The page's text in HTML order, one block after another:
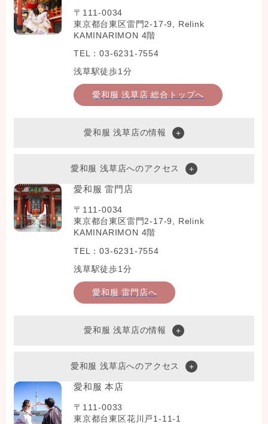
〒111-0034
東京都台東区雷門2-17-9, Relink
KAMINARIMON 4階
TEL：03-6231-7554
浅草駅徒歩1分
愛和服 浅草店 総合トップへ
愛和服 浅草店の情報
愛和服 浅草店へのアクセス
愛和服 雷門店
〒111-0034
東京都台東区雷門2-17-9, Relink
KAMINARIMON 4階
TEL：03-6231-7554
浅草駅徒歩1分
愛和服 雷門店へ
愛和服 浅草店の情報
愛和服 浅草店へのアクセス
愛和服 本店
〒111-0033
東京都台東区花川戸1-11-1